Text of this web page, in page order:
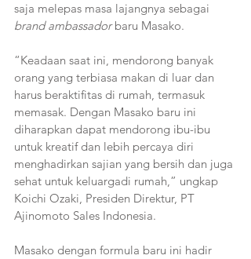
saja melepas masa lajangnya sebagai
brand ambassador baru Masako.
“Keadaan saat ini, mendorong banyak
orang yang terbiasa makan di luar dan
harus beraktifitas di rumah, termasuk
memasak. Dengan Masako baru ini
diharapkan dapat mendorong ibu-ibu
untuk kreatif dan lebih percaya diri
menghadirkan sajian yang bersih dan juga
sehat untuk keluargadi rumah,” ungkap
Koichi Ozaki, Presiden Direktur, PT
Ajinomoto Sales Indonesia.
Masako dengan formula baru ini hadir